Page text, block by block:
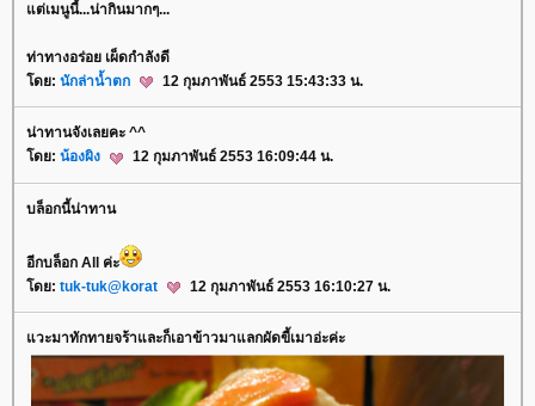
ต่เมนูนี้...น่ากินมากๆ...
ท่าทางอร่อย เผ็ดกำลังดี
ดย: นักล่าน้ำตก 12 กุมภาพันธ์ 2553 15:43:33 น.
น่าทานจังเลยคะ ^^
ดย: น้องผิง 12 กุมภาพันธ์ 2553 16:09:44 น.
บล็อกนี้น่าทาน
อีกบล็อก All ค่ะ
ดย: tuk-tuk@korat 12 กุมภาพันธ์ 2553 16:10:27 น.
วะมาทักทายจร้าและก็เอาข้าวมาแลกผัดขี้เมาอ่ะค่ะ